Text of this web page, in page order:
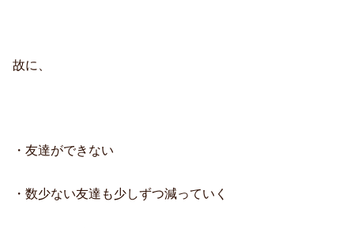
故に、
・友達ができない
・数少ない友達も少しずつ減っていく